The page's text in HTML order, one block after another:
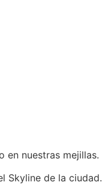
en nuestras mejillas.
Skyline de la ciudad.